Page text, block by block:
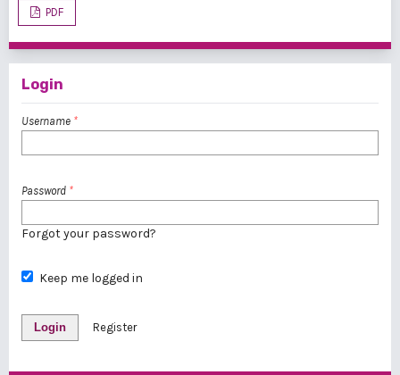
PDF
Login
Username *
Password *
Forgot your password?
Keep me logged in
Login Register